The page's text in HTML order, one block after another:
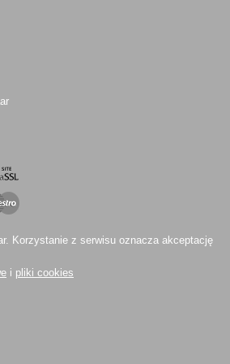
Korzystanie z serwisu oznacza akceptację
i pliki cookies